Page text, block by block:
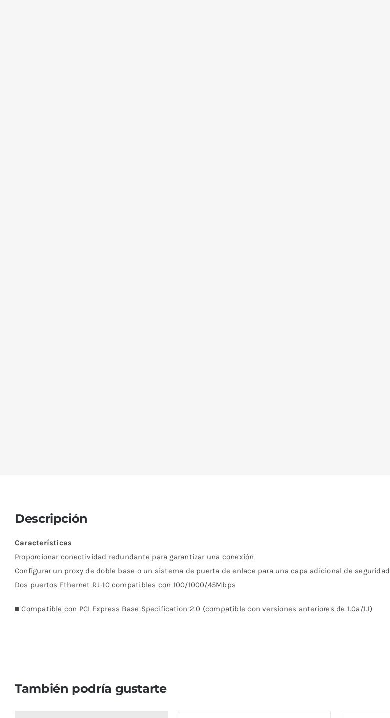
Descripción
Características
Proporcionar conectividad redundante para garantizar una conexión
Configurar un proxy de doble base o un sistema de puerta de enlace para una capa adicional de seguridad
Dos puertos Ethernet RJ-10 compatibles con 100/1000/45Mbps
■ Compatible con PCI Express Base Specification 2.0 (compatible con versiones anteriores de 1.0a/1.1)
También podría gustarte